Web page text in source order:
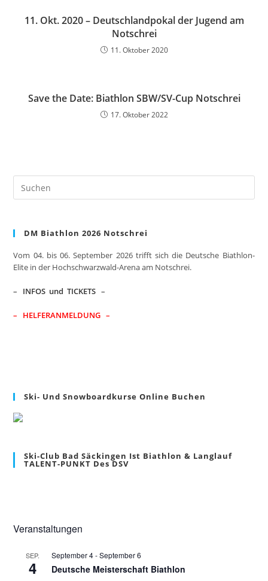
11. Okt. 2020 – Deutschlandpokal der Jugend am
Notschrei
11. Oktober 2020
Save the Date: Biathlon SBW/SV-Cup Notschrei
17. Oktober 2022
DM Biathlon 2026 Notschrei
Vom 04. bis 06. September 2026 trifft sich die Deutsche Biathlon-
Elite in der Hochschwarzwald-Arena am Notschrei.
– INFOS und TICKETS –
– HELFERANMELDUNG –
Ski- Und Snowboardkurse Online Buchen
Ski-Club Bad Säckingen Ist Biathlon & Langlauf
TALENT-PUNKT Des DSV
Veranstaltungen
SEP.
4
September 4-September 6
Deutsche Meisterschaft Biathlon